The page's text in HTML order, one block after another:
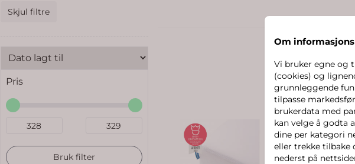
Skjul filtre
Pris
Bruk filter
Om
Vi bruker egne og
(cookies) og
grunnleggende
tilpasse
brukerdata med
kan velge å godta
dine per kategori
eller trekke tilbake
nederst på